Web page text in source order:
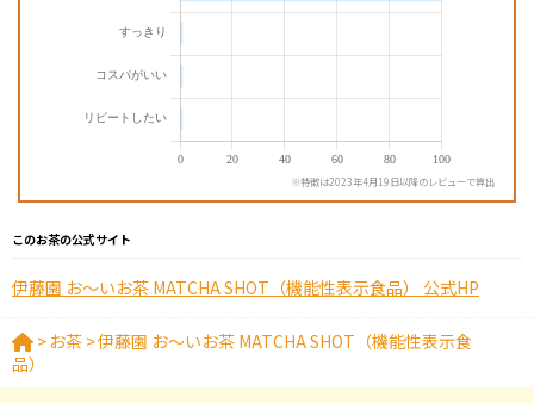
※特徴は2023年4月19日以降のレビューで算出
このお茶の公式サイト
伊藤園 お～いお茶 MATCHA SHOT（機能性表示食品） 公式HP
> お茶 >伊藤園 お～いお茶 MATCHA SHOT（機能性表示食
品）